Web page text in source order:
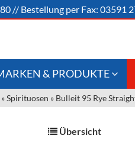
// Bestellung per Fax: 03591
&
Gastronomie
Großhandel
des
& PRODUKTE
& Schaumwein
»Spirituosen » Bulleit 95 Rye
Übersicht